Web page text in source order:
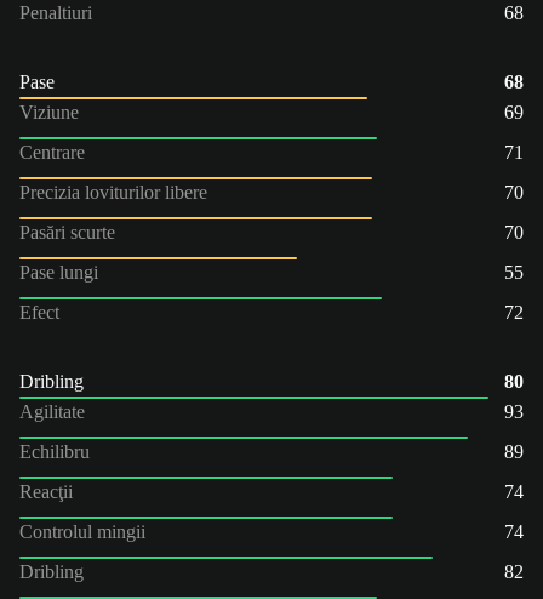
Penaltiuri
68
Pase
68
Viziune
69
Centrare
71
Precizia loviturilor libere
70
Pasări scurte
70
Pase lungi
55
Efect
72
Dribling
80
Agilitate
93
Echilibru
89
Reacţii
74
Controlul mingii
74
Dribling
82